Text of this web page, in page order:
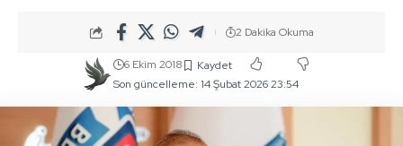
Son güncelleme: 14 Şubat 2026 23:54
6 Ekim 2018
2 Dakika Okuma